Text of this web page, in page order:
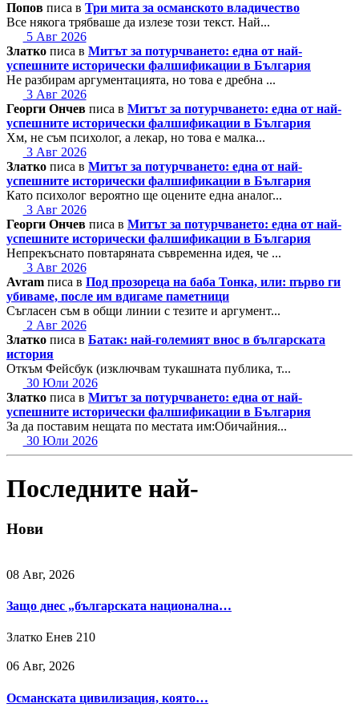
Попов писа в Три мита за османското владичество
Все някога трябваше да излезе този текст. Най...
5 Авг 2026
Златко писа в Митът за потурчването: една от най-
успешните исторически фалшификации в България
Не разбирам аргументацията, но това е дребна ...
3 Авг 2026
Георги Ончев писа в Митът за потурчването: една от най-
успешните исторически фалшификации в България
Хм, не съм психолог, а лекар, но това е малка...
3 Авг 2026
Златко писа в Митът за потурчването: една от най-
успешните исторически фалшификации в България
Като психолог вероятно ще оцените една аналог...
3 Авг 2026
Георги Ончев писа в Митът за потурчването: една от най-
успешните исторически фалшификации в България
Непрекъснато повтаряната съвременна идея, че ...
3 Авг 2026
Avram писа в Под прозореца на баба Тонка, или: първо ги
убиваме, после им вдигаме паметници
Съгласен съм в общи линии с тезите и аргумент...
2 Авг 2026
Златко писа в Батак: най-големият внос в българската
история
Откъм Фейсбук (изключвам тукашната публика, т...
30 Юли 2026
Златко писа в Митът за потурчването: една от най-
успешните исторически фалшификации в България
За да поставим нещата по местата им:Обичайния...
30 Юли 2026
Последните най-
Нови
08 Авг, 2026
Защо днес „българската национална…
Златко Енев 210
06 Авг, 2026
Османската цивилизация, която…